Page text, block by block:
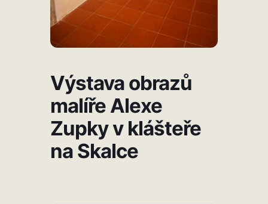
Výstava obrazů
malíře Alexe
Zupky v klášteře
na Skalce